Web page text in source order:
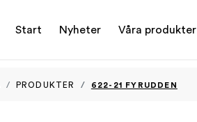
Start Nyheter Våra produkter
PRODUKTER 622-21 FYRUDDEN